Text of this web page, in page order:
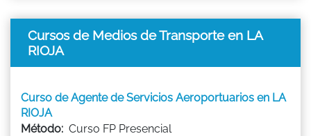
Cursos de Medios de Transporte en LA
RIOJA
Curso de Agente de Servicios Aeroportuarios en LA
RIOJA
Método: Curso FP Presencial